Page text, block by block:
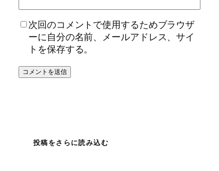
次回のコメントで使用するためブラウザ
ーに自分の名前、メールアドレス、サイ
トを保存する。
投稿をさらに読み込む